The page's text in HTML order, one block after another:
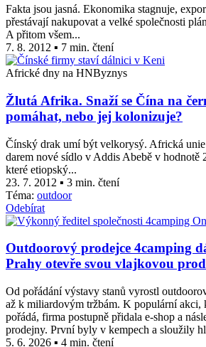
Fakta jsou jasná. Ekonomika stagnuje,
přestávají nakupovat a velké společnosti
A přitom všem...
7. 8. 2012 ▪ 7 min. čtení
Africké dny na HNByznys
Žlutá Afrika. Snaží se Čína na
pomáhat, nebo jej kolonizuje?
Čínský drak umí být velkorysý. Africká unie
darem nové sídlo v Addis Abebě v hodnotě
které etiopský...
23. 7. 2012 ▪ 3 min. čtení
Téma: outdoor
Odebírat
Outdoorový prodejce 4camping
Prahy otevře svou vlajkovou
Od pořádání výstavy stanů vyrostl
až k miliardovým tržbám. K populární akci,
pořádá, firma postupně přidala e-shop a
prodejny. První byly v kempech a sloužily
5. 6. 2026 ▪ 4 min. čtení